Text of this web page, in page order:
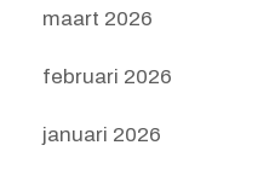
maart 2026
februari 2026
januari 2026